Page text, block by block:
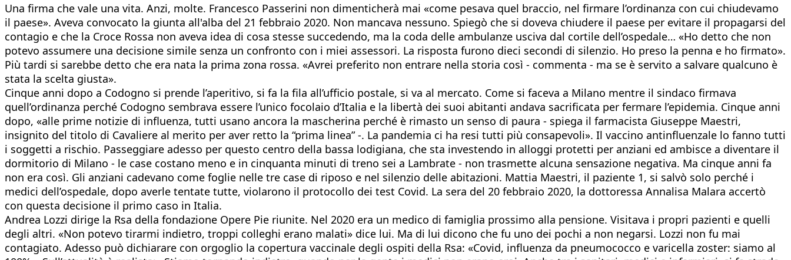
Una firma che vale una vita. Anzi, molte. Francesco Passerini non dimenticherà mai «come pesava quel braccio, nel firmare l’ordinanza con cui chiudevamo
il paese». Aveva convocato la giunta all'alba del 21 febbraio 2020. Non mancava nessuno. Spiegò che si doveva chiudere il paese per evitare il propagarsi del
contagio e che la Croce Rossa non aveva idea di cosa stesse succedendo, ma la coda delle ambulanze usciva dal cortile dell’ospedale… «Ho detto che non
potevo assumere una decisione simile senza un confronto con i miei assessori. La risposta furono dieci secondi di silenzio. Ho preso la penna e ho firmato».
Più tardi si sarebbe detto che era nata la prima zona rossa. «Avrei preferito non entrare nella storia così - commenta - ma se è servito a salvare qualcuno è
stata la scelta giusta».
Cinque anni dopo a Codogno si prende l’aperitivo, si fa la fila all’ufficio postale, si va al mercato. Come si faceva a Milano mentre il sindaco firmava
quell’ordinanza perché Codogno sembrava essere l’unico focolaio d’Italia e la libertà dei suoi abitanti andava sacrificata per fermare l’epidemia. Cinque anni
dopo, «alle prime notizie di influenza, tutti usano ancora la mascherina perché è rimasto un senso di paura - spiega il farmacista Giuseppe Maestri,
insignito del titolo di Cavaliere al merito per aver retto la “prima linea” -. La pandemia ci ha resi tutti più consapevoli». Il vaccino antinfluenzale lo fanno tutti
i soggetti a rischio. Passeggiare adesso per questo centro della bassa lodigiana, che sta investendo in alloggi protetti per anziani ed ambisce a diventare il
dormitorio di Milano - le case costano meno e in cinquanta minuti di treno sei a Lambrate - non trasmette alcuna sensazione negativa. Ma cinque anni fa
non era così. Gli anziani cadevano come foglie nelle tre case di riposo e nel silenzio delle abitazioni. Mattia Maestri, il paziente 1, si salvò solo perché i
medici dell’ospedale, dopo averle tentate tutte, violarono il protocollo dei test Covid. La sera del 20 febbraio 2020, la dottoressa Annalisa Malara accertò
con questa decisione il primo caso in Italia.
Andrea Lozzi dirige la Rsa della fondazione Opere Pie riunite. Nel 2020 era un medico di famiglia prossimo alla pensione. Visitava i propri pazienti e quelli
degli altri. «Non potevo tirarmi indietro, troppi colleghi erano malati» dice lui. Ma di lui dicono che fu uno dei pochi a non negarsi. Lozzi non fu mai
contagiato. Adesso può dichiarare con orgoglio la copertura vaccinale degli ospiti della Rsa: «Covid, influenza da pneumococco e varicella zoster: siamo al